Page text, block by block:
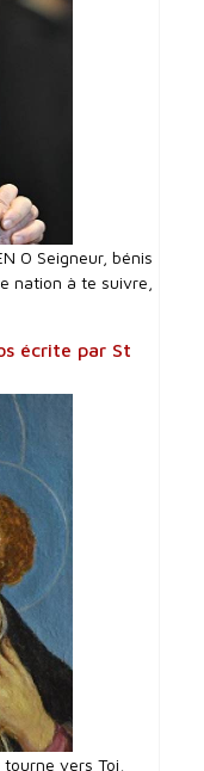
O Seigneur, bénis
nation à te suivre,
écrite par St
vers Toi,